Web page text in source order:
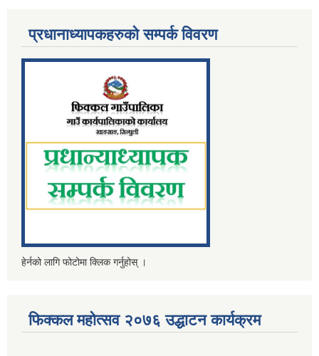
प्रधानाध्यापकहरुको सम्पर्क विवरण
हेर्नको लागि फोटोमा क्लिक गर्नुहोस् ।
फिक्कल महोत्सव २०७६ उद्धाटन कार्यक्रम